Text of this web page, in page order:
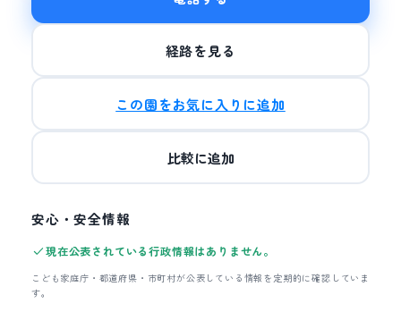
経路を見る
この園をお気に入りに追加
比較に追加
安心・安全情報
現在公表されている行政情報はありません。
こども家庭庁・都道府県・市町村が公表している情報を定期的に確認していま
す。